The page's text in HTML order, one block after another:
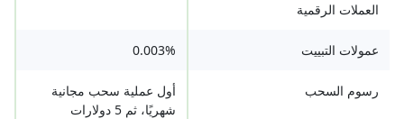
العملات الرقمية
عمولات التبييت 0.003%
رسوم السحب
أول عملية سحب مجانية
شهريًا، ثم 5 دولارات